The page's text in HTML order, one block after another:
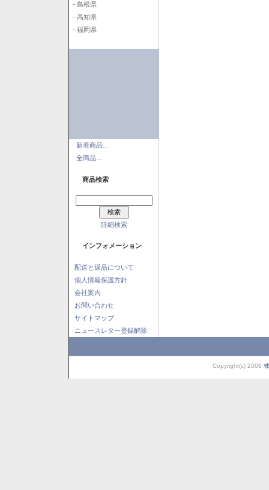
- 島根県
- 高知県
- 福岡県
新着商品...
全商品...
商品検索
詳細検索
インフォメーション
配送と返品について
個人情報保護方針
会社案内
お問い合わせ
サイトマップ
ニュースレター登録解除
Copyright(c) 2008